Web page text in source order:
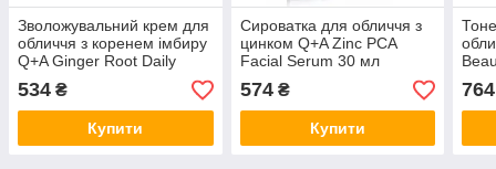
Зволожувальний крем для
обличчя з коренем імбиру
Q+A Ginger Root Daily
534 ₴
Купити
Сироватка для обличчя з
цинком Q+A Zinc PCA
Facial Serum 30 мл
574₴
Купити
764